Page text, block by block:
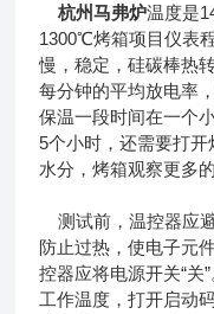
杭州马弗炉温度是
1300℃烤箱项目仪表
慢，稳定，硅碳棒热
每分钟的平均放电率
保温一段时间在一个
5个小时，还需要打
水分，烤箱观察更多
测试前，温控器应
防止过热，使电子元
控器应将电源开关“关
工作温度，打开启动